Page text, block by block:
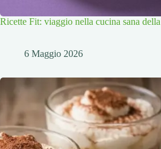
Ricette Fit: viaggio nella cucina sana
6 Maggio 2026